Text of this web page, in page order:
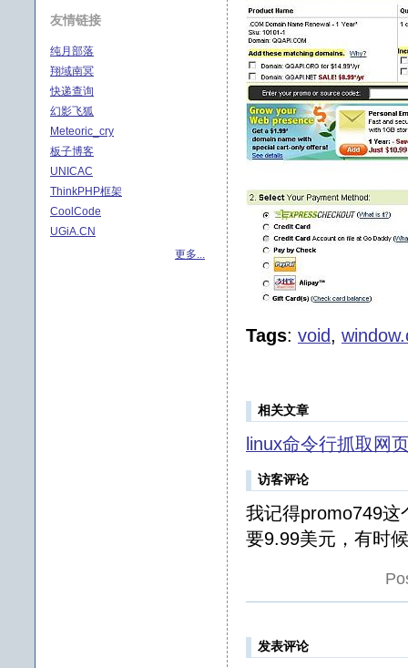
Tags: void,
相关文章
linux命令行抓取网
访客评论
我记得promo749这
要9.99美元，有时
发表评论
友情链接
纯月部落
翔域南冥
快递查询
幻影飞狐
Meteoric_cry
板子博客
UNICAC
ThinkPHP框架
CoolCode
UGiA.CN
更多...